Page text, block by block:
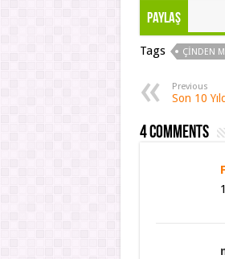
Paylaş
Tags ÇINDEN
Previous
Son 10
4 comments